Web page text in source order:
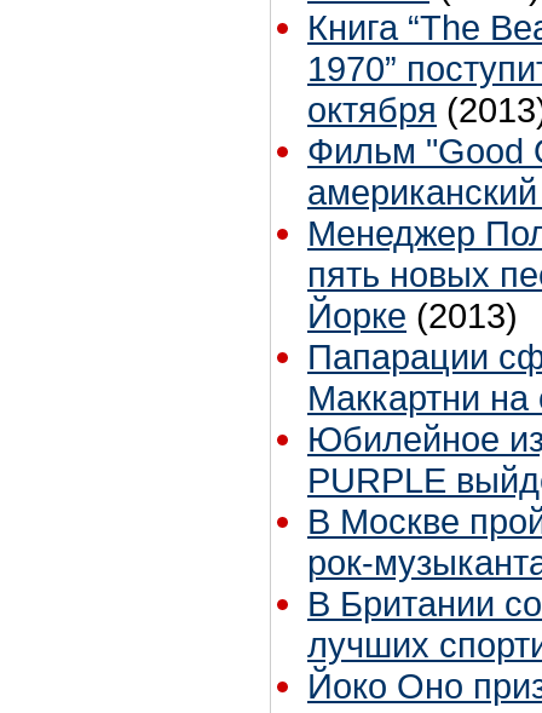
Книга “The
1970”
октября
Фильм "Good
Менеджер
пять новых
Йорке (2013)
Папарации
Маккартни на
Юбилейное
PURPLE
В Москве
рок-
В Британии
лучших
Йоко Оно